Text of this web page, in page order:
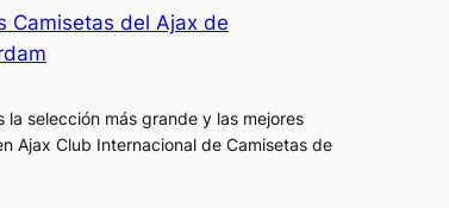
Camisetas del Ajax de
la selección más grande y las mejores
Ajax Club Internacional de Camisetas de